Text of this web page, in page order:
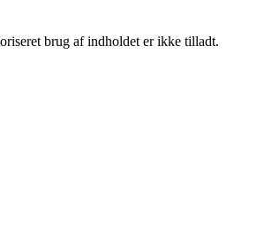
brug af indholdet er ikke tilladt.